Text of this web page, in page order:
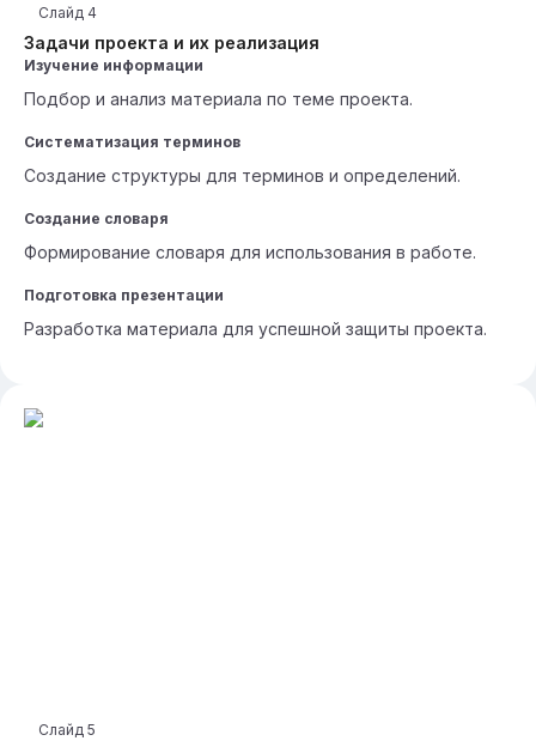
Задачи проекта и их реализация
Слайд 4
Изучение информации
Подбор и анализ материала по теме проекта.
Систематизация терминов
Создание структуры для терминов и определений.
Создание словаря
Формирование словаря для использования в работе.
Подготовка презентации
Разработка материала для успешной защиты проекта.
Слайд 5